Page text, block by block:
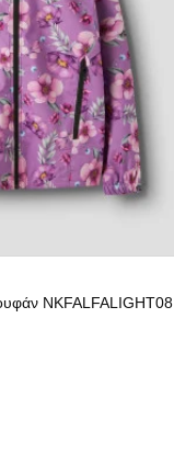
NKFALFALIGHT08